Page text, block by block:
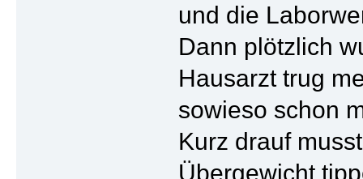
und die
Dann plötzlich
Hausarzt trug
sowieso schon
Kurz drauf
Übergewicht